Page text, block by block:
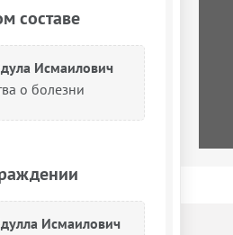
составе
Исмаилович
о болезни
Исмаилович